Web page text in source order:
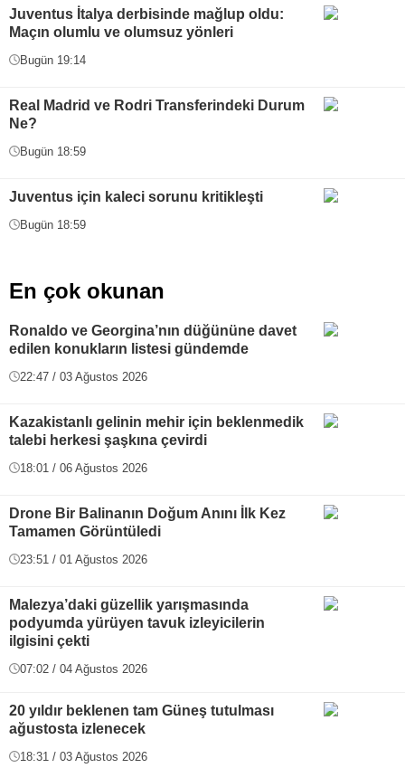
Juventus İtalya derbisinde mağlup oldu:
Maçın olumlu ve olumsuz yönleri
Bugün 19:14
Real Madrid ve Rodri Transferindeki Durum
Ne?
Bugün 18:59
Juventus için kaleci sorunu kritikleşti
Bugün 18:59
En çok okunan
Ronaldo ve Georgina’nın düğününe davet
edilen konukların listesi gündemde
22:47 / 03 Ağustos 2026
Kazakistanlı gelinin mehir için beklenmedik
talebi herkesi şaşkına çevirdi
18:01 / 06 Ağustos 2026
Drone Bir Balinanın Doğum Anını İlk Kez
Tamamen Görüntüledi
23:51 / 01 Ağustos 2026
Malezya’daki güzellik yarışmasında
podyumda yürüyen tavuk izleyicilerin
ilgisini çekti
07:02 / 04 Ağustos 2026
20 yıldır beklenen tam Güneş tutulması
ağustosta izlenecek
18:31 / 03 Ağustos 2026